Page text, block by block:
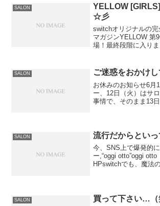
す。。。って…...
SALON
YELLOW
☆彡
switchオリジナルの
マガジンYELLOW
場！最終段階に入り
大ボリュームです。
お客様...
SALON ご迷惑をおかけし
お休みのお知らせ6月
ー、12日（火）はサ
事情で、そのまま13
所を再手術とい...
SALON 流行だからといっ
今、SNS上で爆発的
ー,“oggi otto”oggi
HPswitchでも、魔法
SALON 買って下さい…（